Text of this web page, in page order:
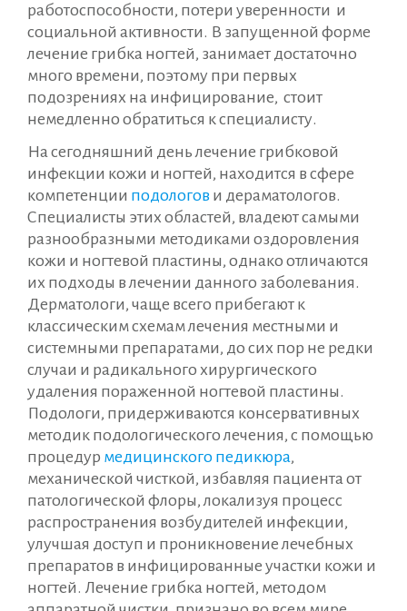
работоспособности, потери уверенности и
социальной активности. В запущенной форме
лечение грибка ногтей, занимает достаточно
много времени, поэтому при первых
подозрениях на инфицирование, стоит
немедленно обратиться к специалисту.
На сегодняшний день лечение грибковой
инфекции кожи и ногтей, находится в сфере
компетенции подологов и дераматологов.
Специалисты этих областей, владеют самыми
разнообразными методиками оздоровления
кожи и ногтевой пластины, однако отличаются
их подходы в лечении данного заболевания.
Дерматологи, чаще всего прибегают к
классическим схемам лечения местными и
системными препаратами, до сих пор не редки
случаи и радикального хирургического
удаления пораженной ногтевой пластины.
Подологи, придерживаются консервативных
методик подологического лечения, с помощью
процедур медицинского педикюра,
механической чисткой, избавляя пациента от
патологической флоры, локализуя процесс
распространения возбудителей инфекции,
улучшая доступ и проникновение лечебных
препаратов в инфицированные участки кожи и
ногтей. Лечение грибка ногтей, методом